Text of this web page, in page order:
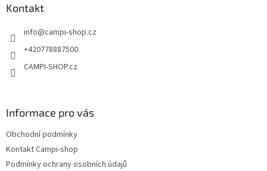
Kontakt
info@campi-shop.cz
+420778887500
CAMPI-SHOP.cz
Informace pro vás
Obchodní podmínky
Kontakt Campi-shop
Podmínky ochrany osobních údajů